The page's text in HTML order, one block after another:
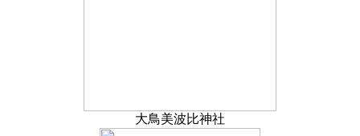
大鳥美波比神社